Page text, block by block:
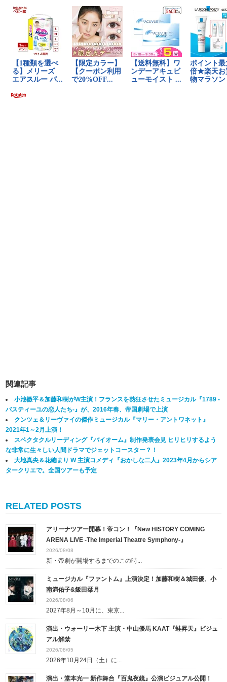
関連記事
小池徹平＆加藤和樹がW主演！フランスを熱狂させたミュージカル『1789 -
バスティーユの恋人たち-』が、2016年春、帝国劇場で上演
クンツェ＆リーヴァイの傑作ミュージカル『マリー・アントワネット』
2021年1～2月上演！
スペクタクルリーディング『バイオーム』制作発表会見 ヒリヒリするよう
な非常に生々しい人間ドラマでジェットコースター？！
大地真央＆花總まり W 主演コメディ『おかしな二人』2023年4月からシア
タークリエで。全国ツアーも予定
RELATED POSTS
アリーナツアー開幕！帝コン！『New HISTORY COMING
ARENA LIVE -The Imperial Theatre Symphony-』
2026/08/08
新・帝劇が開場するまでのこの時...
ミュージカル『ファントム』上演決定！加藤和樹＆城田優、小
南満佑子&飯田栞月
2026/08/06
2027年8月～10月に、東京...
演出・ウォーリー木下 主演・中山優馬 KAAT『蛙昇天』ビジュ
アル解禁
2026/08/05
2026年10月24日（土）に...
演出・堂本光一 新作舞台『百鬼夜鏡』公演ビジュアル公開！